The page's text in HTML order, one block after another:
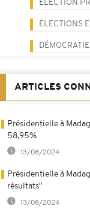
ELECTION
ELECTIONS
DÉMOCRATIE
ARTICLES
Présidentielle à
58,95%
13/08/2024
Présidentielle à
résultats"
13/08/2024